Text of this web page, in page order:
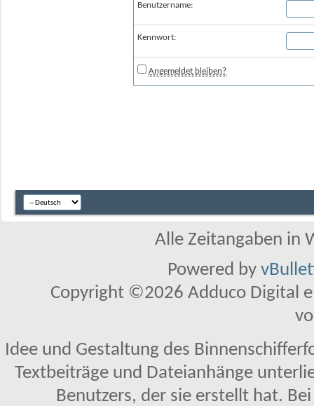
Benutzername:
Kennwort:
Angemeldet bleiben?
Alle Zeitangaben in
Powered by
Copyright ©2026 Adduco Digital
Idee und Gestaltung des
Textbeiträge und Dateianhänge
Benutzers, der sie erstellt hat.